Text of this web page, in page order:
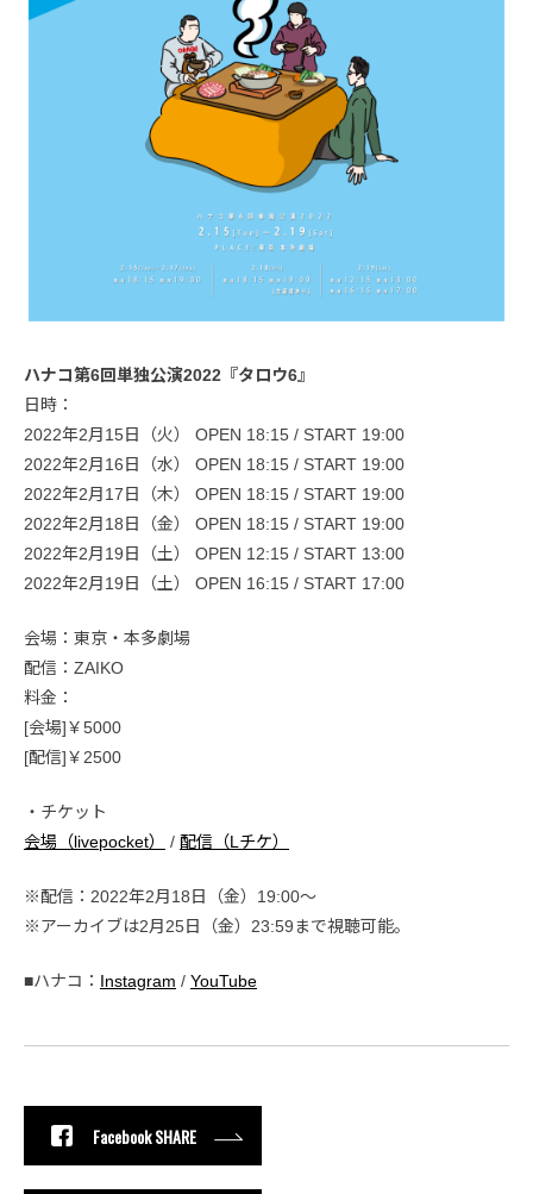
ハナコ第6回単独公演2022『タロウ6』
日時：
2022年2月15日（火） OPEN 18:15 / START 19:00
2022年2月16日（水） OPEN 18:15 / START 19:00
2022年2月17日（木） OPEN 18:15 / START 19:00
2022年2月18日（金） OPEN 18:15 / START 19:00
2022年2月19日（土） OPEN 12:15 / START 13:00
2022年2月19日（土） OPEN 16:15 / START 17:00
会場：東京・本多劇場
配信：ZAIKO
料金：
[会場]￥5000
[配信]￥2500
・チケット
会場（livepocket）
/ 配信（Lチケ）
※配信：2022年2月18日（金）19:00～
※アーカイブは2月25日（金）23:59まで視聴可能。
■ハナコ： Instagram / YouTube
Facebook SHARE